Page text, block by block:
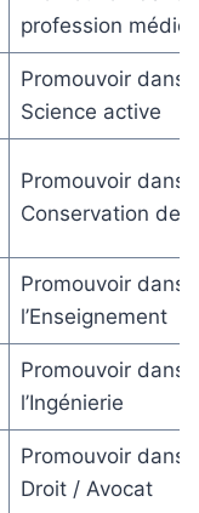
profession
Promouvoir dans
Science active
Promouvoir dans
Conservation de
Promouvoir dans
l’Enseignement
Promouvoir dans
l’Ingénierie
Promouvoir dans
Droit / Avocat